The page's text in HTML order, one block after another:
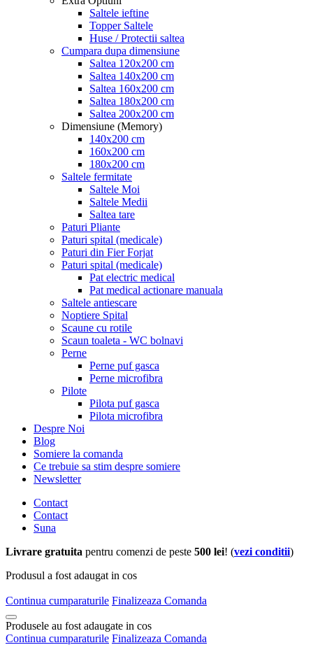
Saltele ieftine
Topper Saltele
Huse / Protectii saltea
Cumpara dupa dimensiune
Saltea 120x200 cm
Saltea 140x200 cm
Saltea 160x200 cm
Saltea 180x200 cm
Saltea 200x200 cm
Dimensiune (Memory)
140x200 cm
160x200 cm
180x200 cm
Saltele fermitate
Saltele Moi
Saltele Medii
Saltea tare
Paturi Pliante
Paturi spital (medicale)
Paturi din Fier Forjat
Paturi spital (medicale)
Pat electric medical
Pat medical actionare manuala
Saltele antiescare
Noptiere Spital
Scaune cu rotile
Scaun toaleta - WC bolnavi
Perne
Perne puf gasca
Perne microfibra
Pilote
Pilota puf gasca
Pilota microfibra
Despre Noi
Blog
Somiere la comanda
Ce trebuie sa stim despre somiere
Newsletter
Contact
Contact
Suna
Livrare gratuita pentru comenzi de peste 500 lei! (vezi conditii)
Produsul a fost adaugat in cos
Continua cumparaturile Finalizeaza Comanda
Produsele au fost adaugate in cos
Continua cumparaturile Finalizeaza Comanda